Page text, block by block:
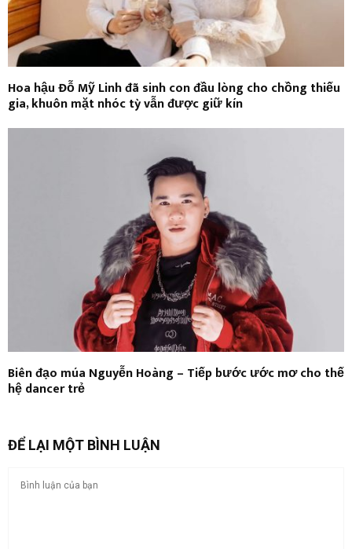
Hoa hậu Đỗ Mỹ Linh đã sinh con đầu lòng cho chồng thiếu
gia, khuôn mặt nhóc tỳ vẫn được giữ kín
Biên đạo múa Nguyễn Hoàng – Tiếp bước ước mơ cho thế
hệ dancer trẻ
ĐỂ LẠI MỘT BÌNH LUẬN